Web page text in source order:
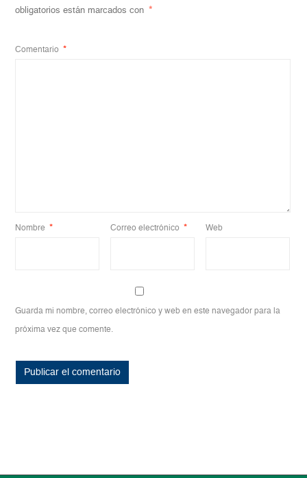
obligatorios están marcados con
*
Comentario *
Nombre * Correo electrónico * Web
Guarda mi nombre, correo electrónico y web en este navegador para la
próxima vez que comente.